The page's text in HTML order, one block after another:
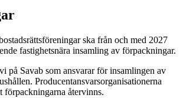
ska från och med 2027
fastighetsnära insamling av förpackningar.
på Savab som ansvarar för insamlingen av
Producentansvarsorganisationerna
förpackningarna återvinns.